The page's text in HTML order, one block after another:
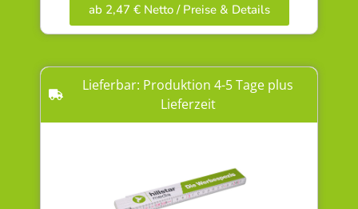
ab 2,47 € Netto / Preise & Details
Lieferbar: Produktion 4-5 Tage plus
Lieferzeit